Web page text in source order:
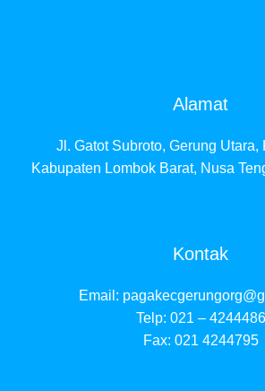
Alamat
Jl. Gatot Subroto, Gerung Utara,
Kabupaten Lombok Barat, Nusa
Kontak
Email:
Telp: 021 – 4244486
Fax: 021 4244795